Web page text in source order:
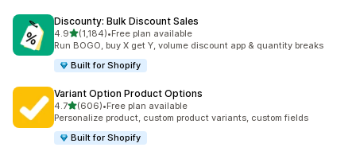
Discounty: Bulk Discount Sales
4.95つ星中
(1,184)
合計レビュー数：1184件
•Free plan available
Run BOGO, buy X get Y, volume discount app & quantity breaks
Built for Shopify
Variant Option Product Options
4.75つ星中
(606)
合計レビュー数：606件
•Free plan available
Personalize product, custom product variants, custom fields
Built for Shopify